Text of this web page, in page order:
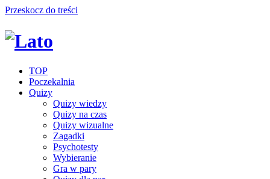
Przeskocz do treści
TOP
Poczekalnia
Quizy
Quizy wiedzy
Quizy na czas
Quizy wizualne
Zagadki
Psychotesty
Wybieranie
Gra w pary